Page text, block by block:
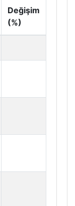
Değişim
(%)